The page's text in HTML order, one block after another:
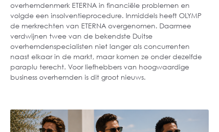
overhemdenmerk ETERNA in financiële problemen en
volgde een insolventieprocedure. Inmiddels heeft OLYMP
de merkrechten van ETERNA overgenomen. Daarmee
verdwijnen twee van de bekendste Duitse
overhemdenspecialisten niet langer als concurrenten
naast elkaar in de markt, maar komen ze onder dezelfde
paraplu terecht. Voor liefhebbers van hoogwaardige
business overhemden is dit groot nieuws.